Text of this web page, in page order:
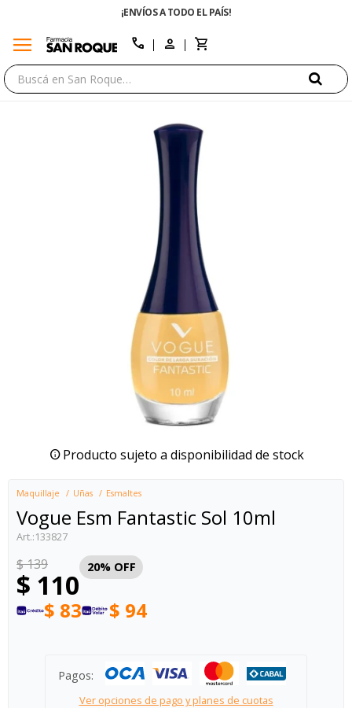
¡ENVÍOS A TODO EL PAÍS!
menu call
Producto sujeto a disponibilidad de stock
Maquillaje Uñas Esmaltes
Vogue Esm Fantastic Sol 10ml
133827
$ 110
$139 20
$ 83 $ 94
Pagos:
Ver opciones de pago y planes de cuotas
close